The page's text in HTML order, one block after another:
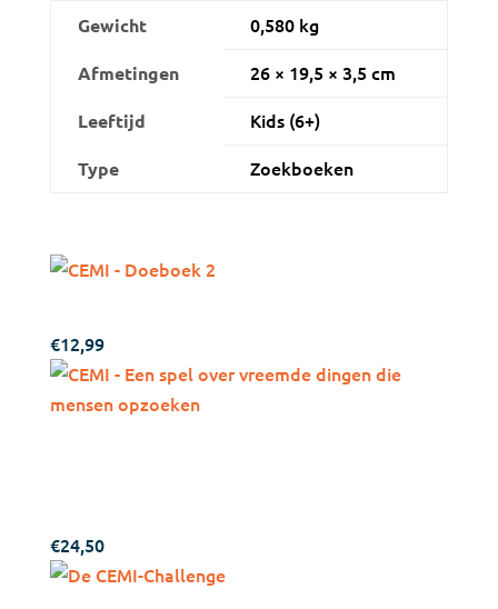
Gewicht 0,580 kg
Afmetingen 26 × 19,5 × 3,5 cm
Leeftijd Kids (6+)
Type Zoekboeken
€12,99
€24,50